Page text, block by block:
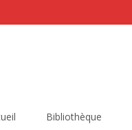
Bibliothèque